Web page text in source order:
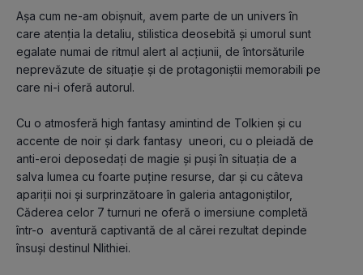
Așa cum ne-am obișnuit, avem parte de un univers în
care atenția la detaliu, stilistica deosebită și umorul sunt
egalate numai de ritmul alert al acțiunii, de întorsăturile
neprevăzute de situație și de protagoniștii memorabili pe
care ni-i oferă autorul.
Cu o atmosferă high fantasy amintind de Tolkien și cu
accente de noir și dark fantasy  uneori, cu o pleiadă de
anti-eroi deposedați de magie și puși în situația de a
salva lumea cu foarte puține resurse, dar și cu câteva
apariții noi și surprinzătoare în galeria antagoniștilor,
Căderea celor 7 turnuri ne oferă o imersiune completă
într-o  aventură captivantă de al cărei rezultat depinde
însuși destinul Nlithiei.